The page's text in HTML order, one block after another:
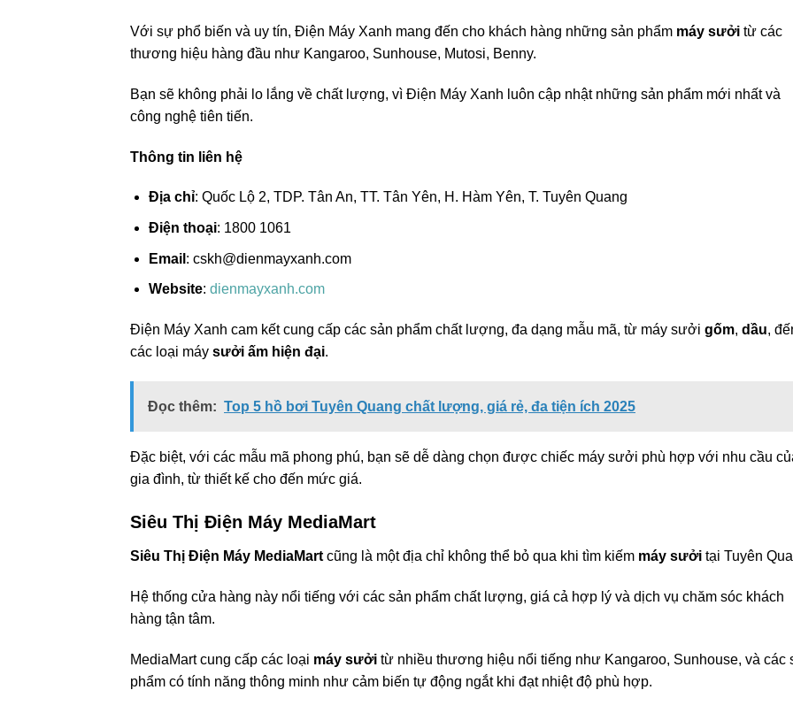
Với sự phổ biến và uy tín, Điện Máy Xanh mang đến cho khách hàng những sản phẩm máy sưởi từ các
thương hiệu hàng đầu như Kangaroo, Sunhouse, Mutosi, Benny.
Bạn sẽ không phải lo lắng về chất lượng, vì Điện Máy Xanh luôn cập nhật những sản phẩm mới nhất và
công nghệ tiên tiến.
Thông tin liên hệ
Địa chỉ: Quốc Lộ 2, TDP. Tân An, TT. Tân Yên, H. Hàm Yên, T. Tuyên Quang
Điện thoại: 1800 1061
Email : cskh@dienmayxanh.com
Website: dienmayxanh.com
Điện Máy Xanh cam kết cung cấp các sản phẩm chất lượng, đa dạng mẫu mã, từ máy sưởi gốm, dầu,
các loại máy sưởi ấm hiện đại.
Đọc thêm: Top 5 hồ bơi Tuyên Quang chất lượng, giá rẻ, đa tiện ích 2025
Đặc biệt, với các mẫu mã phong phú, bạn sẽ dễ dàng chọn được chiếc máy sưởi phù hợp với nhu cầu
gia đình, từ thiết kế cho đến mức giá.
Siêu Thị Điện Máy MediaMart
Siêu Thị Điện Máy MediaMartcũng là một địa chỉ không thể bỏ qua khi tìm kiếm máy sưởi tại Tuyên
Hệ thống cửa hàng này nổi tiếng với các sản phẩm chất lượng, giá cả hợp lý và dịch vụ chăm sóc khách
hàng tận tâm.
MediaMart cung cấp các loại máy sưởi từ nhiều thương hiệu nổi tiếng như Kangaroo, Sunhouse, và các
phẩm có tính năng thông minh như cảm biến tự động ngắt khi đạt nhiệt độ phù hợp.